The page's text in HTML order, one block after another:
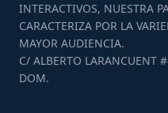
INTERACTIVOS, NUESTRA
CARACTERIZA POR LA
MAYOR AUDIENCIA.
C/ ALBERTO LARANCUENT
DOM.